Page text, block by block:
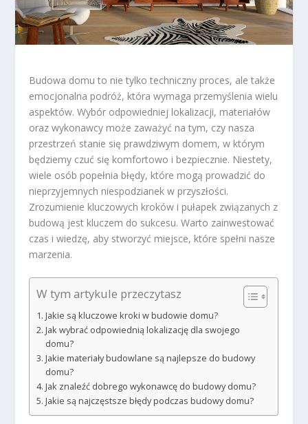
Budowa domu to nie tylko techniczny proces, ale także
emocjonalna podróż, która wymaga przemyślenia wielu
aspektów. Wybór odpowiedniej lokalizacji, materiałów
oraz wykonawcy może zaważyć na tym, czy nasza
przestrzeń stanie się prawdziwym domem, w którym
będziemy czuć się komfortowo i bezpiecznie. Niestety,
wiele osób popełnia błędy, które mogą prowadzić do
nieprzyjemnych niespodzianek w przyszłości.
Zrozumienie kluczowych kroków i pułapek związanych z
budową jest kluczem do sukcesu. Warto zainwestować
czas i wiedzę, aby stworzyć miejsce, które spełni nasze
marzenia.
W tym artykule przeczytasz
Jakie są kluczowe kroki w budowie domu?
Jak wybrać odpowiednią lokalizację dla swojego
domu?
Jakie materiały budowlane są najlepsze do budowy
domu?
Jak znaleźć dobrego wykonawcę do budowy domu?
Jakie są najczęstsze błędy podczas budowy domu?